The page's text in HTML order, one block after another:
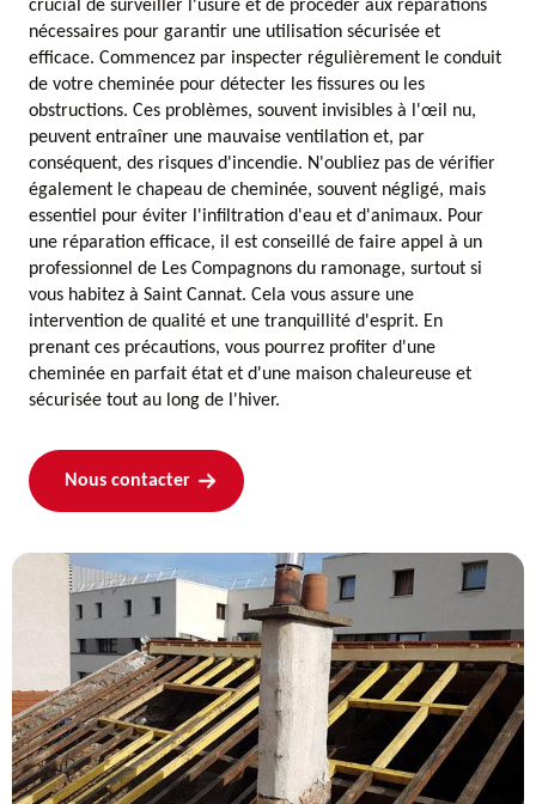
crucial de surveiller l'usure et de procéder aux réparations
nécessaires pour garantir une utilisation sécurisée et
efficace. Commencez par inspecter régulièrement le conduit
de votre cheminée pour détecter les fissures ou les
obstructions. Ces problèmes, souvent invisibles à l'œil nu,
peuvent entraîner une mauvaise ventilation et, par
conséquent, des risques d'incendie. N'oubliez pas de vérifier
également le chapeau de cheminée, souvent négligé, mais
essentiel pour éviter l'infiltration d'eau et d'animaux. Pour
une réparation efficace, il est conseillé de faire appel à un
professionnel de Les Compagnons du ramonage, surtout si
vous habitez à Saint Cannat. Cela vous assure une
intervention de qualité et une tranquillité d'esprit. En
prenant ces précautions, vous pourrez profiter d'une
cheminée en parfait état et d'une maison chaleureuse et
sécurisée tout au long de l'hiver.
Nous contacter